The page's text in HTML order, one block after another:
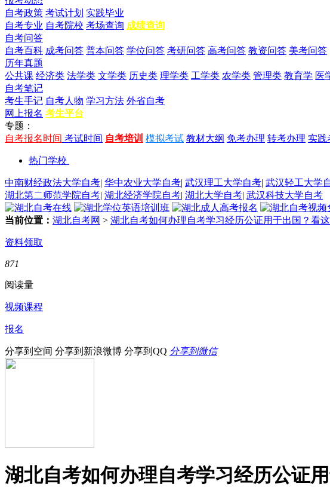
自考政策 考试计划 实践毕业
自考专业 自考院校 考场查询 成绩查询
自考问答
自考百科 成考问答 普本问答 学位问答 考研问答 高考问答 教资问答 美考问答
历年真题
公共课 经济类 法学类 文学类 历史类 理学类 工学类 农学类 管理类 教育学 医
自考笔记
考生手记 自考人物 学习方法 外省自考
网上报名 考生平台
专题：
自考报名时间 考试时间 自考培训 模拟考试 教材大纲 免考办理 转考办理 实践
热门学校
中南财经政法大学自考| 华中农业大学自考| 武汉理工大学自考| 武汉轻工大学
湖北第二师范学院自考| 湖北经济学院自考| 湖北大学自考| 武汉科技大学自考
当前位置： 湖北自考网 > 湖北自考如何办理自考学习经历公证用于出国？看这
资料领取
871
阅读量
视频课程
报名
分享到空间 分享到新浪微博 分享到QQ 分享到微信
湖北自考如何办理自考学习经历公证